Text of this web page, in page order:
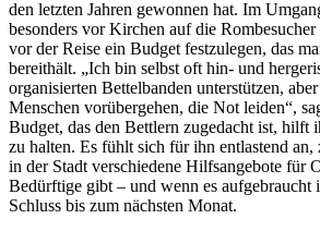
den letzten Jahren gewonnen hat. Im
besonders vor Kirchen auf die
vor der Reise ein Budget festzulegen, das
bereithält. „Ich bin selbst oft hin- und
organisierten Bettelbanden unterstützen,
Menschen vorübergehen, die Not leiden“,
Budget, das den Bettlern zugedacht ist, hilft
zu halten. Es fühlt sich für ihn entlastend an,
in der Stadt verschiedene Hilfsangebote für
Bedürftige gibt – und wenn es aufgebraucht
Schluss bis zum nächsten Monat.